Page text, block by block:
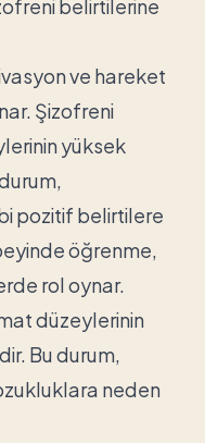
belirtilerine
ve hareket
Şizofreni
yüksek
pozitif belirtilere
öğrenme,
rol oynar.
düzeylerinin
Bu durum,
neden